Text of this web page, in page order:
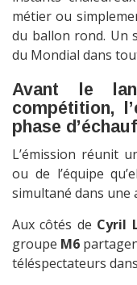
métier ou
du ballon rond. Un
du Mondial dans
Avant le
compétition,
phase
L’émission réunit
ou de l’équipe
simultané dans une
Aux côtés de Cyril
groupe M6
téléspectateurs